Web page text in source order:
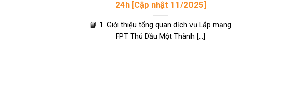
24h [Cập nhật 11/2025]
📘 1. Giới thiệu tổng quan dịch vụ Lắp mạng
FPT Thủ Dầu Một Thành [...]